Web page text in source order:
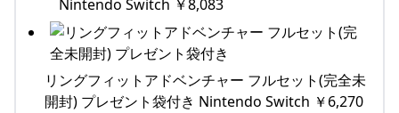
Nintendo Switch ￥8,083
リングフィットアドベンチャー フルセット(完全未
開封) プレゼント袋付き Nintendo Switch ￥6,270